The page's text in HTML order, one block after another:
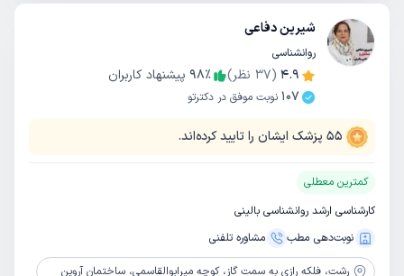
شیرین دفاعی
روانشناسی
4.9
(
37 نظر) 98٪
پیشنهاد کاربران
107 نوبت موفق در دکترتو
55 پزشک ایشان را تایید کرده‌اند.
کمترین معطلی
کارشناسی ارشد روانشناسی بالینی
نوبت‌دهی مطب
مشاوره‌ تلفنی
رشت، فلکه رازی به سمت گاز، کوچه میرابوالقاسمی، ساختمان آروین